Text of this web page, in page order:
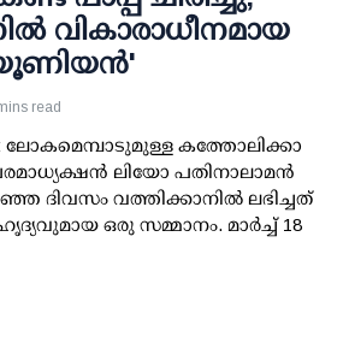
വികാരാധീനമായ
read
ലോകമെമ്പാടുമുള്ള കത്തോലിക്കാ
ലിയോ പതിനാലാമൻ
ദിവസം വത്തിക്കാനിൽ ലഭിച്ചത്
ഒരു സമ്മാനം. മാർച്ച് 18